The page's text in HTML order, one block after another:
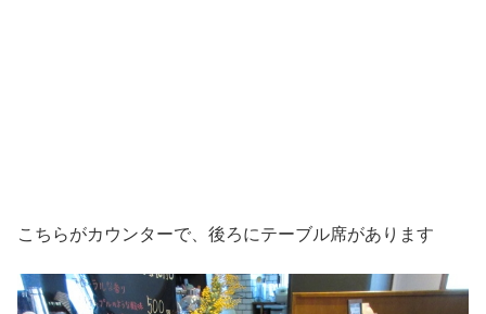
こちらがカウンターで、後ろにテーブル席があります